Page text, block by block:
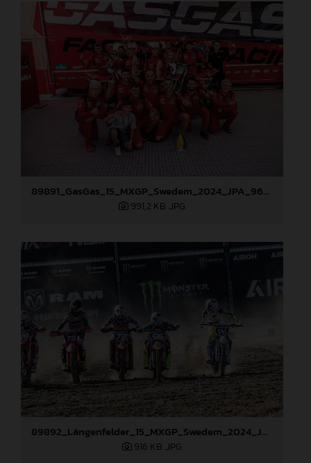
89891_GasGas_15_MXGP_Swedem_2024_JPA_96A0029
991,2 KB .JPG
89892_Längenfelder_15_MXGP_Swedem_2024_JPA_22A2529
916 KB .JPG